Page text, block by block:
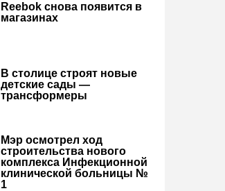
Reebok снова появится в
магазинах
В столице строят новые
детские сады —
трансформеры
Мэр осмотрел ход
строительства нового
комплекса Инфекционной
клинической больницы №
1